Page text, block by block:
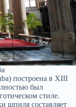
построена в XIII
был
стиле.
шпиля составляет